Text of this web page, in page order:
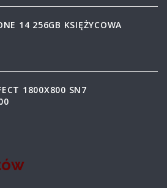
14 256GB KSIĘŻYCOWA
1800X800 SN7